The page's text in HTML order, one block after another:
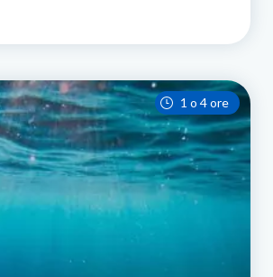
1 o 4 ore